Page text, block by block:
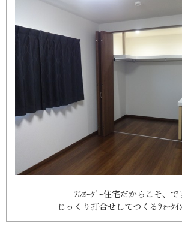
ﾌﾙｵｰﾀﾞｰ住宅だからこそ、で
じっくり打合せしてつくるｳｫｰｸｲ